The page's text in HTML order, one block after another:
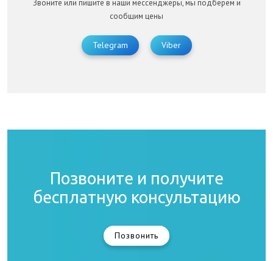
Звоните или пишите в наши мессенджеры, мы подберём и
сообщим цены
Telegram Viber
Позвоните и получите
бесплатную консультацию
Позвонить